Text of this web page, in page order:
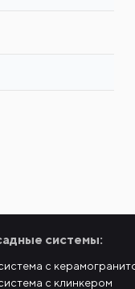
системы:
с
с клинкером